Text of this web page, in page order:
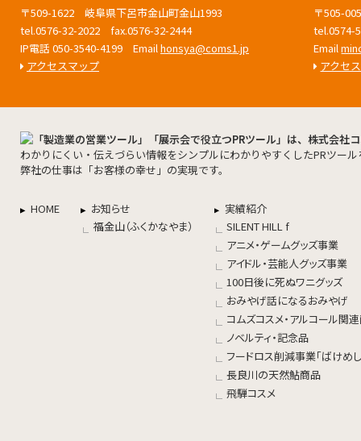
〒509-1622 岐阜県下呂市金山町金山1993
tel.0576-32-2022 fax.0576-32-2444
IP電話 050-3540-4199 Emailhonsya@coms1.jp
アクセスマップ
〒505-
tel.0574-
Email
アクセ
わかりにくい・伝えづらい情報をシンプルにわかりやすくしたPRツー
弊社の仕事は「お客様の幸せ」の実現です。
HOME
お知らせ
福金山（ふくかなやま）
実績紹介
SILENT HILL f
アニメ・ゲームグッズ事業
アイドル・芸能人グッズ事業
100日後に死ぬワニグッズ
おみやげ話になるおみやげ
コムズコスメ・アルコール関
ノベルティ・記念品
フードロス削減事業「ばけめし
長良川の天然鮎商品
飛騨コスメ